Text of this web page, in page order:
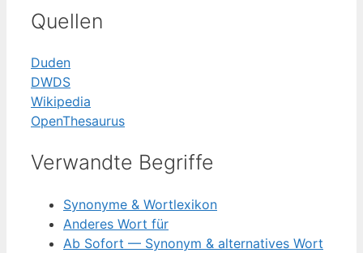
Quellen
Duden
DWDS
Wikipedia
OpenThesaurus
Verwandte Begriffe
Synonyme & Wortlexikon
Anderes Wort für
Ab Sofort — Synonym & alternatives Wort